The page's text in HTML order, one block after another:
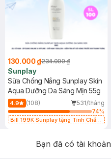
130.000 ₫234.000 ₫
Sunplay
Sữa Chống Nắng Sunplay Skin
Aqua Dưỡng Da Sáng Mịn 55g
4.9 (108)
531/tháng
74%
Bill 199K Sunplay tặng Tinh Chất
Bạn đã có tài